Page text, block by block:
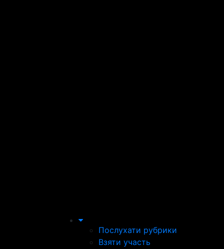
Послухати рубрики
Взяти участь